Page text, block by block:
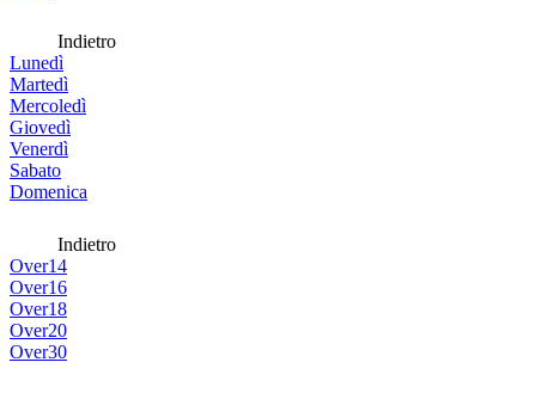
Indietro
Lunedì
Martedì
Mercoledì
Giovedì
Venerdì
Sabato
Domenica
Indietro
Over14
Over16
Over18
Over20
Over30